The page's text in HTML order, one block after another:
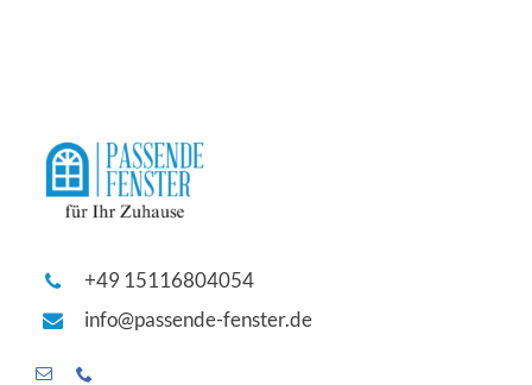
+49 15116804054
info@passende-fenster.de